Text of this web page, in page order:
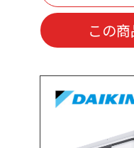
この